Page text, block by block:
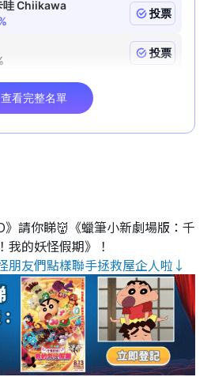
》請你睇👹《蠟筆小新劇場版：千
我的妖怪假期》！
朋友們點樣聯手拯救屋企人啦↓